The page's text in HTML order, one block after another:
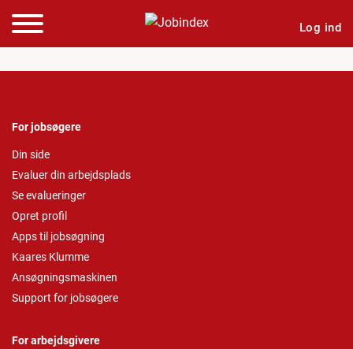
Log ind
For jobsøgere
Din side
Evaluer din arbejdsplads
Se evalueringer
Opret profil
Apps til jobsøgning
Kaares Klumme
Ansøgningsmaskinen
Support for jobsøgere
For arbejdsgivere